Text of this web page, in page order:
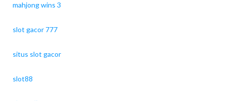
mahjong wins 3
slot gacor 777
situs slot gacor
slot88